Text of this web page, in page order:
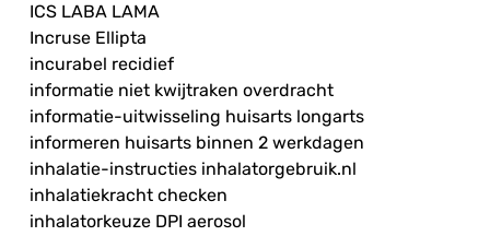
ICS LABA LAMA
Incruse Ellipta
incurabel recidief
informatie niet kwijtraken overdracht
informatie-uitwisseling huisarts longarts
informeren huisarts binnen 2 werkdagen
inhalatie-instructies inhalatorgebruik.nl
inhalatiekracht checken
inhalatorkeuze DPI aerosol